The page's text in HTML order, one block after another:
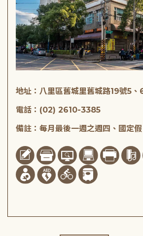
地址：八里區舊城里舊城路19號5、
電話：(02) 2610-3385
備註：每月最後一週之週四、國定